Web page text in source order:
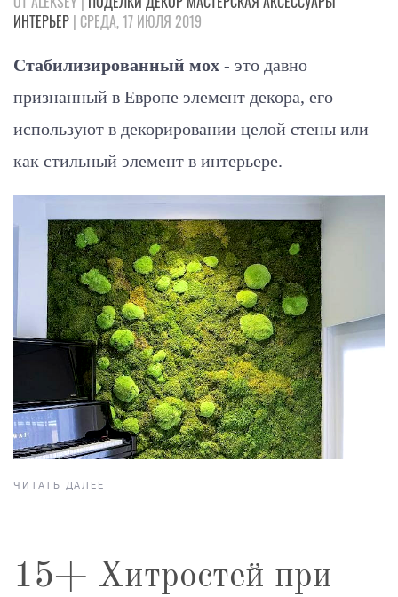
ИНТЕРЬЕР | СРЕДА, 17 ИЮЛЯ 2019
Стабилизированный мох - это давно
признанный в Европе элемент декора, его
используют в декорировании целой стены или
как стильный элемент в интерьере.
ЧИТАТЬ ДАЛЕЕ
15+ Хитростей при